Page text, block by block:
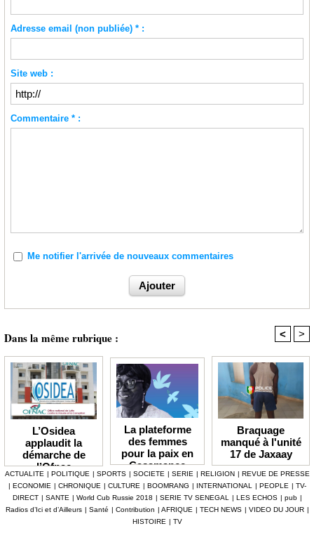
Adresse email (non publiée) * :
Site web :
Commentaire * :
Me notifier l'arrivée de nouveaux commentaires
Dans la même rubrique : < >
L’Osidea
applaudit la
démarche de
l’Ofnac
La plateforme
des femmes
pour la paix en
Casamance
lauréate du Prix
Icip 2026
Braquage
manqué à l'unité
17 de Jaxaay
ACTUALITE | POLITIQUE | SPORTS | SOCIETE | SERIE | RELIGION | REVUE DE PRESSE
| ECONOMIE | CHRONIQUE | CULTURE | BOOMRANG | INTERNATIONAL | PEOPLE | TV-
DIRECT | SANTE | World Cub Russie 2018 | SERIE TV SENEGAL | LES ECHOS | pub |
Radios d’Ici et d’Ailleurs | Santé | Contribution | AFRIQUE | TECH NEWS | VIDEO DU JOUR |
HISTOIRE | TV